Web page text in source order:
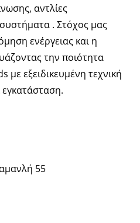
55
αντλίες
. Στόχος μας
ενέργειας και η
την ποιότητα
εξειδικευμένη τεχνική
εγκατάσταση.